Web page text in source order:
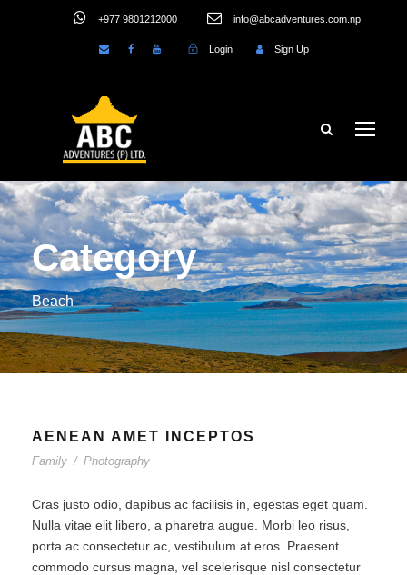
+977 9801212000 info@abcadventures.com.np
Login Sign Up
Category
Beach
AENEAN AMET INCEPTOS
Family / Photography
Cras justo odio, dapibus ac facilisis in, egestas eget quam.
Nulla vitae elit libero, a pharetra augue. Morbi leo risus,
porta ac consectetur ac, vestibulum at eros. Praesent
commodo cursus magna, vel scelerisque nisl consectetur